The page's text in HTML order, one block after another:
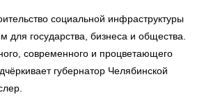
социальной инфраструктуры
для государства, бизнеса и общества.
современного и процветающего
губернатор Челябинской